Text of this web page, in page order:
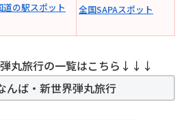
道の駅スポット 全国SAPAスポット
弾丸旅行の一覧はこちら↓↓↓
んば・新世界弾丸旅行